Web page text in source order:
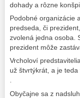
dohady a rôzne
Podobné organizácie
predseda, či
zvolená jedna osoba.
prezident môže
Vrcholoví
už štvrtýkrát, a je
.
Obyčajne sa z